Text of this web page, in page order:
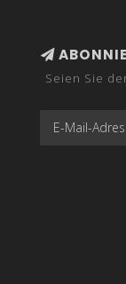
Seien Sie